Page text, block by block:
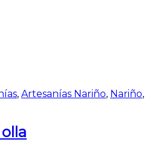
, Artesanías Nariño, Nariño,